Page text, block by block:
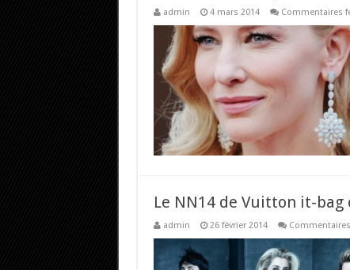
admin 4 mars 2014 Commentaires
Le NN14 de Vuitton it-bag
admin 26 février 2014